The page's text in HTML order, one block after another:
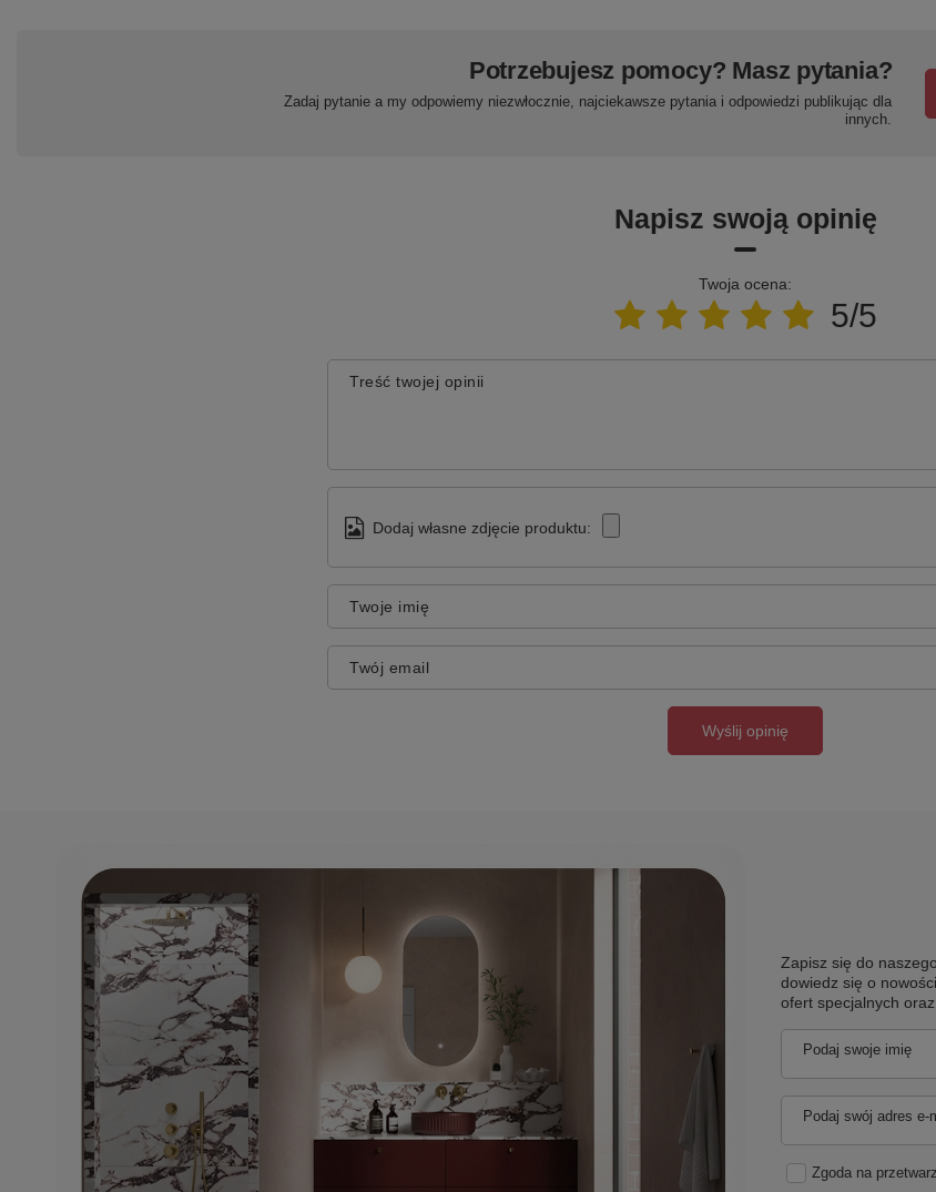
Potrzebujesz pomocy? Masz pytania?
Zadaj pytanie a my odpowiemy niezwłocznie, najciekawsze pytania i odpowiedzi publikując dla
innych.
Napisz swoją opinię
Twoja ocena:
5/5
Treść twojej opinii
Dodaj własne zdjęcie produktu:
Twoje imię
Twój email
Wyślij opinię
Zapisz się do
dowiedz się o
ofert specjalnych
Podaj swoje imię
Podaj swój adres e-
Zgoda na